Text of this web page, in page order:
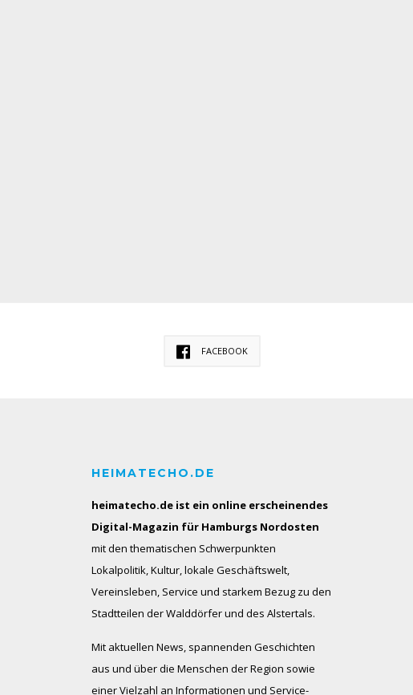
FACEBOOK
HEIMATECHO.DE
heimatecho.de ist ein online erscheinendes
Digital-Magazin für Hamburgs Nordosten
mit den thematischen Schwerpunkten
Lokalpolitik, Kultur, lokale Geschäftswelt,
Vereinsleben, Service und starkem Bezug zu den
Stadtteilen der Walddörfer und des Alstertals.
Mit aktuellen News, spannenden Geschichten
aus und über die Menschen der Region sowie
einer Vielzahl an Informationen und Service-